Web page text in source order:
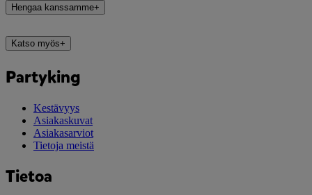
Hengaa kanssamme+
Katso myös+
Partyking
Kestävyys
Asiakaskuvat
Asiakasarviot
Tietoja meistä
Tietoa